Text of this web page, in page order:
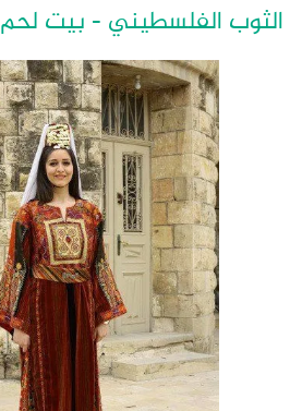
الثوب الفلسطيني - بيت لحم